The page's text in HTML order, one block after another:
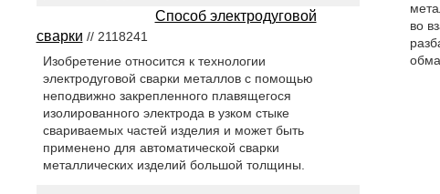
во
Способ электродуговой
сварки // 2118241
Изобретение относится к технологии
электродуговой сварки металлов с помощью
неподвижно закрепленного плавящегося
изолированного электрода в узком стыке
свариваемых частей изделия и может быть
применено для автоматической сварки
металлических изделий большой толщины.